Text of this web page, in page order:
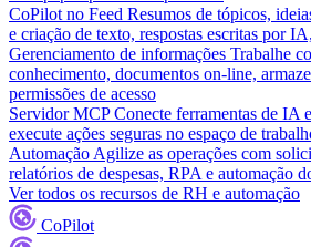
CoPilot no Feed Resumos de tópicos,
e criação de texto, respostas escritas por
Gerenciamento de informações Trabalhe
conhecimento, documentos on-line,
permissões de acesso
Servidor MCP Conecte ferramentas de IA
execute ações seguras no espaço de
Automação Agilize as operações com
relatórios de despesas, RPA e automação
Ver todos os recursos de RH e automação
CoPilot